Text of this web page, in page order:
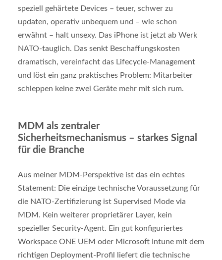
speziell gehärtete Devices – teuer, schwer zu
updaten, operativ unbequem und – wie schon
erwähnt – halt unsexy. Das iPhone ist jetzt ab Werk
NATO-tauglich. Das senkt Beschaffungskosten
dramatisch, vereinfacht das Lifecycle-Management
und löst ein ganz praktisches Problem: Mitarbeiter
schleppen keine zwei Geräte mehr mit sich rum.
MDM als zentraler
Sicherheitsmechanismus – starkes Signal
für die Branche
Aus meiner MDM-Perspektive ist das ein echtes
Statement: Die einzige technische Voraussetzung für
die NATO-Zertifizierung ist Supervised Mode via
MDM. Kein weiterer proprietärer Layer, kein
spezieller Security-Agent. Ein gut konfiguriertes
Workspace ONE UEM oder Microsoft Intune mit dem
richtigen Deployment-Profil liefert die technische